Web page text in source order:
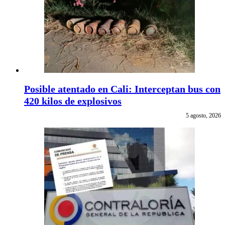
Posible atentado en Cali: Interceptan bus con
420 kilos de explosivos
5 agosto, 2026